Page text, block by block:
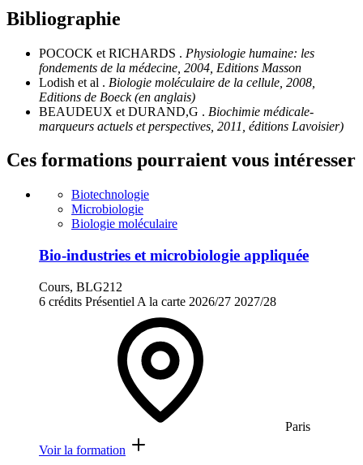
Bibliographie
POCOCK et RICHARDS . Physiologie humaine: les
fondements de la médecine, 2004, Editions Masson
Lodish et al . Biologie moléculaire de la cellule, 2008,
Editions de Boeck (en anglais)
BEAUDEUX et DURAND,G . Biochimie médicale-
marqueurs actuels et perspectives, 2011, éditions Lavoisier)
Ces formations pourraient vous intéresser
Biotechnologie
Microbiologie
Biologie moléculaire
Bio-industries et microbiologie appliquée
Cours, BLG212
6 crédits Présentiel A la carte 2026/27 2027/28
Paris
Voir la formation